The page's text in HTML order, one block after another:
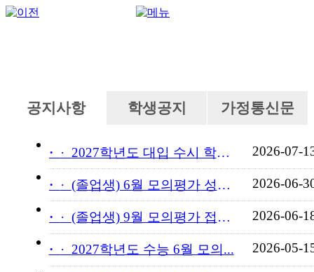
공지사항 학생공지 가정통신문
· 2027학년도 대입 수시 학교... 2026-07-
· (졸업생) 6월 모의평가 성적... 2026-06-
· (졸업생) 9월 모의평가 접수... 2026-06-
· 2027학년도 수능 6월 모의... 2026-05-